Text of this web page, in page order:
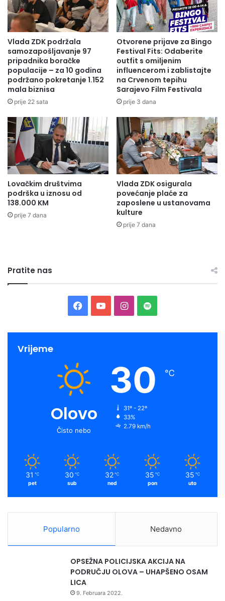
Vlada ZDK podržala
samozapošljavanje 97
pripadnika boračke
populacije – za 10 godina
podržano pokretanje 1.152
mala biznisa
prije 22 sata
Otvorene prijave za Bingo
Festival Fits: Odaberite
outfit s omiljenim
influencerom i zablistajte
na Crvenom tepihu
Sarajevo Film Festivala
prije 3 dana
Lovačkim društvima
podrška u iznosu od
138.000 KM
prije 7 dana
Vlada ZDK osigurala
povećanje plaće za
zaposlene u ustanovama
kulture
prije 7 dana
Pratite nas
Facebook
YouTubeInstagram
Spotify
Vrijeme
Olovo
Čisto nebo
30 ℃
31º - 22º
33%
2.79 km/h
31 ℃
pet
30 ℃
sub
32 ℃
ned
35 ℃
pon
35 ℃
uto
Popularno Nedavno
OPSEŽNA POLICIJSKA AKCIJA NA
PODRUČJU OLOVA – UHAPŠENO OSAM
LICA
9. Februara 2022.